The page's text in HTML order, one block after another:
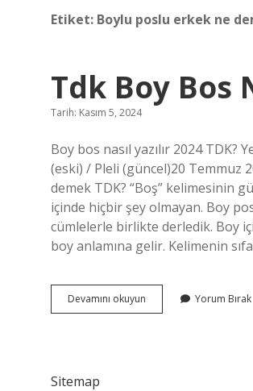
Etiket: Boylu poslu erkek ne
Tdk Boy Bos
Tarih: Kasım 5, 2024
Boy bos nasıl yazılır 2024
(eski) / Pleli (güncel)20 Temmuz
demek TDK? “Boş” kelimesinin
içinde hiçbir şey olmayan. Boy
cümlelerle birlikte derledik. Boy
boy anlamına gelir. Kelimenin
Devamını okuyun
Boy
Yorum Bırak
Sitemap